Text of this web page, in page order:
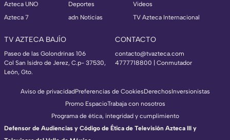
Azteca UNO
Azteca 7
Deportes
adn Noticias
Videos
TV Azteca Internacional
TV AZTECA BAJÍO
Paseo de las Golondrinas 106
Col San Isidro de Jerez, C.p- 37530,
León, Gto.
CONTACTO
contacto@tvazteca.com
4777718800 | Conmutador
Aviso de privacidadPreferencias de CookiesDerechosInversionistas
Promo EspacioTrabaja con nosotros
Programa de ética, integridad y cumplimiento
Defensor de Audiencias y Código de Ética de Televisión Azteca III y